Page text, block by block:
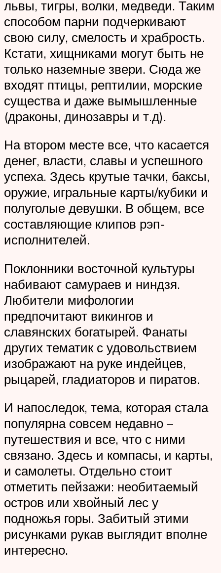
львы, тигры, волки, медведи. Таким
способом парни подчеркивают
свою силу, смелость и храбрость.
Кстати, хищниками могут быть не
только наземные звери. Сюда же
входят птицы, рептилии, морские
существа и даже вымышленные
(драконы, динозавры и т.д).
На втором месте все, что касается
денег, власти, славы и успешного
успеха. Здесь крутые тачки, баксы,
оружие, игральные карты/кубики и
полуголые девушки. В общем, все
составляющие клипов рэп-
исполнителей.
Поклонники восточной культуры
набивают самураев и ниндзя.
Любители мифологии
предпочитают викингов и
славянских богатырей. Фанаты
других тематик с удовольствием
изображают на руке индейцев,
рыцарей, гладиаторов и пиратов.
И напоследок, тема, которая стала
популярна совсем недавно –
путешествия и все, что с ними
связано. Здесь и компасы, и карты,
и самолеты. Отдельно стоит
отметить пейзажи: необитаемый
остров или хвойный лес у
подножья горы. Забитый этими
рисунками рукав выглядит вполне
интересно.